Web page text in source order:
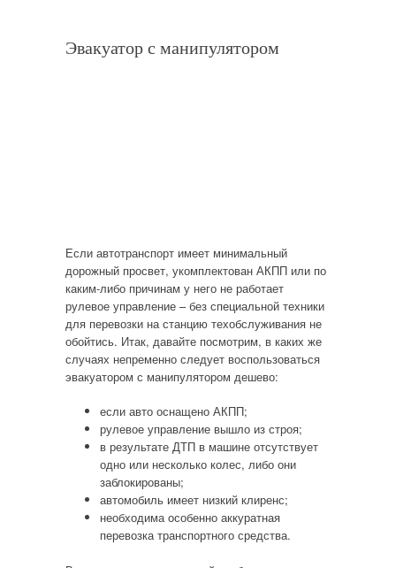
Эвакуатор с манипулятором
Если автотранспорт имеет минимальный
дорожный просвет, укомплектован АКПП или по
каким-либо причинам у него не работает
рулевое управление – без специальной техники
для перевозки на станцию техобслуживания не
обойтись. Итак, давайте посмотрим, в каких же
случаях непременно следует воспользоваться
эвакуатором с манипулятором дешево:
если авто оснащено АКПП;
рулевое управление вышло из строя;
в результате ДТП в машине отсутствует
одно или несколько колес, либо они
заблокированы;
автомобиль имеет низкий клиренс;
необходима особенно аккуратная
перевозка транспортного средства.